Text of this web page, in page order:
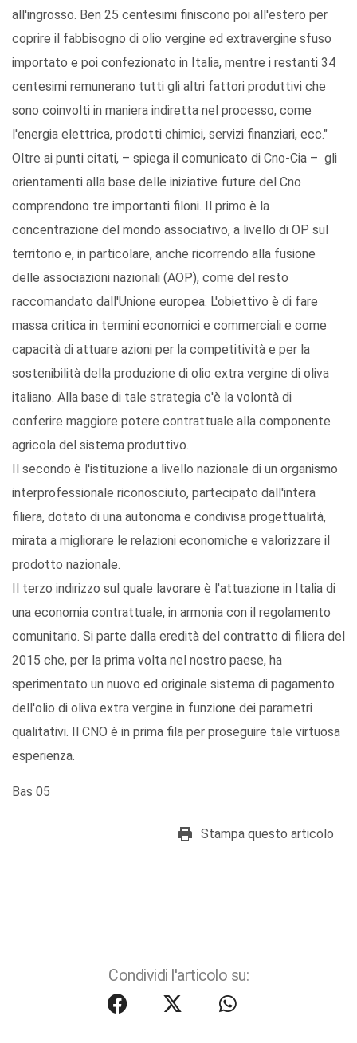
all'ingrosso. Ben 25 centesimi finiscono poi all'estero per
coprire il fabbisogno di olio vergine ed extravergine sfuso
importato e poi confezionato in Italia, mentre i restanti 34
centesimi remunerano tutti gli altri fattori produttivi che
sono coinvolti in maniera indiretta nel processo, come
l'energia elettrica, prodotti chimici, servizi finanziari, ecc."
Oltre ai punti citati, – spiega il comunicato di Cno-Cia – gli
orientamenti alla base delle iniziative future del Cno
comprendono tre importanti filoni. Il primo è la
concentrazione del mondo associativo, a livello di OP sul
territorio e, in particolare, anche ricorrendo alla fusione
delle associazioni nazionali (AOP), come del resto
raccomandato dall'Unione europea. L'obiettivo è di fare
massa critica in termini economici e commerciali e come
capacità di attuare azioni per la competitività e per la
sostenibilità della produzione di olio extra vergine di oliva
italiano. Alla base di tale strategia c'è la volontà di
conferire maggiore potere contrattuale alla componente
agricola del sistema produttivo.
Il secondo è l'istituzione a livello nazionale di un organismo
interprofessionale riconosciuto, partecipato dall'intera
filiera, dotato di una autonoma e condivisa progettualità,
mirata a migliorare le relazioni economiche e valorizzare il
prodotto nazionale.
Il terzo indirizzo sul quale lavorare è l'attuazione in Italia di
una economia contrattuale, in armonia con il regolamento
comunitario. Si parte dalla eredità del contratto di filiera del
2015 che, per la prima volta nel nostro paese, ha
sperimentato un nuovo ed originale sistema di pagamento
dell'olio di oliva extra vergine in funzione dei parametri
qualitativi. Il CNO è in prima fila per proseguire tale virtuosa
esperienza.
Bas 05
Stampa questo articolo
Condividi l'articolo su: